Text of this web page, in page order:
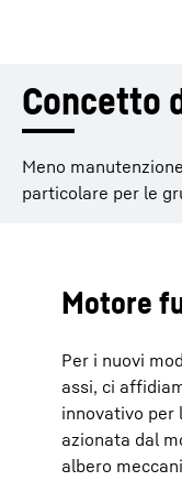
Concetto
Meno
particolare per le
Motore
Per i nuovi
assi, ci
innovativo
azionata dal
albero